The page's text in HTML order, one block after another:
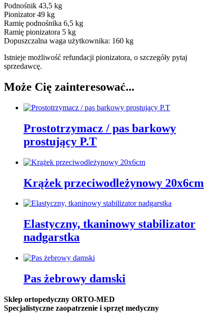
Podnośnik 43,5 kg
Pionizator 49 kg
Ramię podnośnika 6,5 kg
Ramię pionizatora 5 kg
Dopuszczalna waga użytkownika: 160 kg
Istnieje możliwość refundacji pionizatora, o szczegóły pytaj
sprzedawcę.
Może Cię zainteresować...
Prostotrzymacz / pas barkowy
prostujący P.T
Krążek przeciwodleżynowy 20x6cm
Elastyczny, tkaninowy stabilizator
nadgarstka
Pas żebrowy damski
Sklep ortopedyczny ORTO-MED
Specjalistyczne zaopatrzenie i sprzęt medyczny